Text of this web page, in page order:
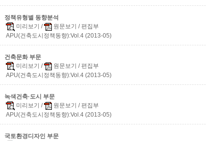
정책유형별 동향분석
미리보기 / 원문보기 / 편집부
APU(건축도시정책동향):Vol.4 (2013-05)
건축문화 부문
미리보기 / 원문보기 / 편집부
APU(건축도시정책동향):Vol.4 (2013-05)
녹색건축·도시 부문
미리보기 / 원문보기 / 편집부
APU(건축도시정책동향):Vol.4 (2013-05)
국토환경디자인 부문